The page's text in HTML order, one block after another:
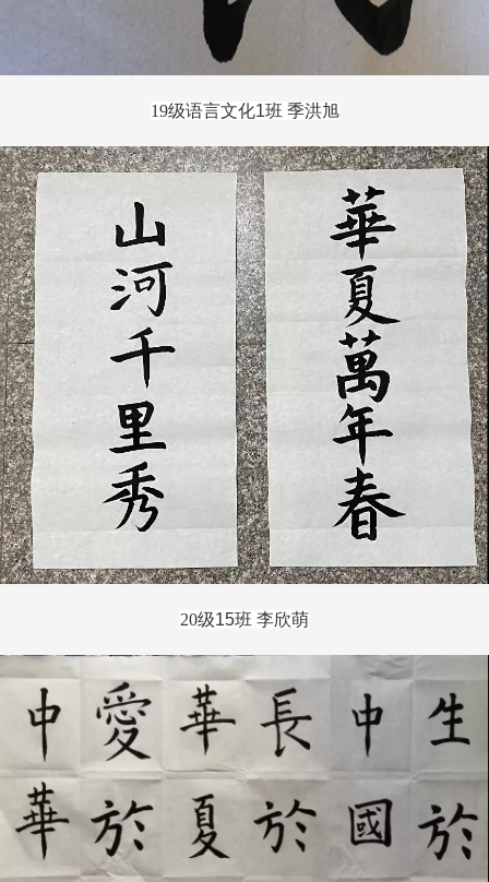
19级语言文化1班 季洪旭
20级15班 李欣萌